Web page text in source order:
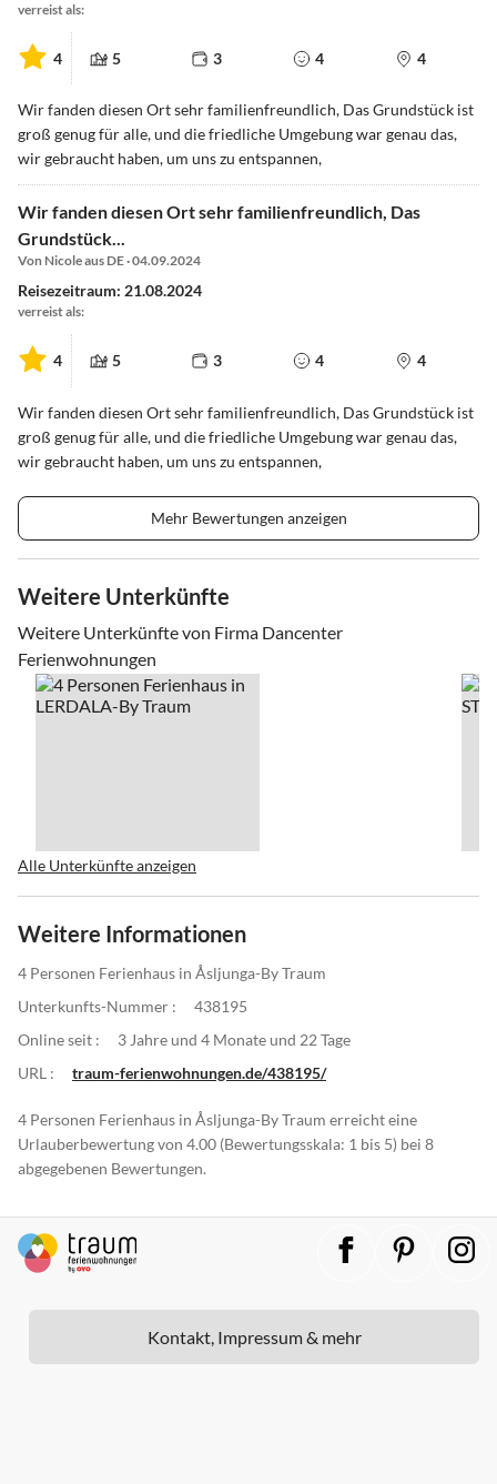
verreist als:
4 5 3 4 4
Wir fanden diesen Ort sehr familienfreundlich, Das Grundstück ist
groß genug für alle, und die friedliche Umgebung war genau das,
wir gebraucht haben, um uns zu entspannen,
Wir fanden diesen Ort sehr familienfreundlich, Das
Grundstück...
Von Nicole aus DE · 04.09.2024
Reisezeitraum: 21.08.2024
verreist als:
4 5 3 4 4
Wir fanden diesen Ort sehr familienfreundlich, Das Grundstück ist
groß genug für alle, und die friedliche Umgebung war genau das,
wir gebraucht haben, um uns zu entspannen,
Mehr Bewertungen anzeigen
Weitere Unterkünfte
Weitere Unterkünfte von Firma Dancenter
Ferienwohnungen
Alle Unterkünfte anzeigen
Weitere Informationen
4 Personen Ferienhaus in Åsljunga-By Traum
Unterkunfts-Nummer :
438195
Online seit :
3 Jahre und 4 Monate und 22 Tage
URL :
traum-ferienwohnungen.de/438195/
4 Personen Ferienhaus in Åsljunga-By Traum erreicht eine
Urlauberbewertung von 4.00 (Bewertungsskala: 1 bis 5) bei 8
abgegebenen Bewertungen.
Kontakt, Impressum & mehr